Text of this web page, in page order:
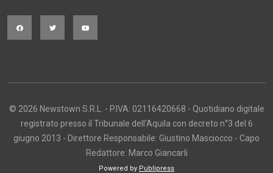
© 2026 Newstown S.R.L. - P.IVA: 02116420668 - Quotidiano digitale
registrato presso il Tribunale dell'Aquila con decreto n°3 del 6
giugno 2013 - Direttore Responsabile: Giustino Masciocco - Capo
Redattore: Marco Giancarli
Powered by Publipress